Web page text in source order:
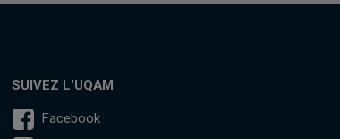
SUIVEZ L'UQAM
Facebook